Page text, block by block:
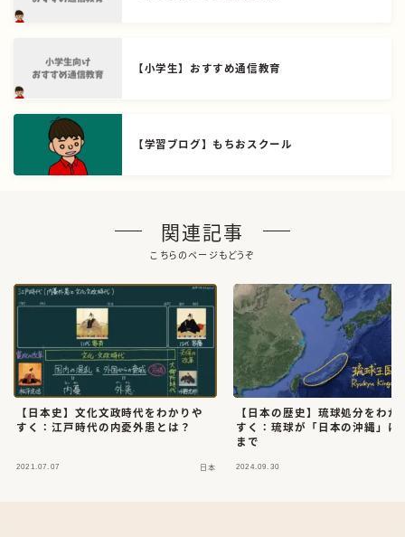
【小学生】おすすめ通信教育
【学習ブログ】もちおスクール
関連記事
こちらのページもどうぞ
【日本史】文化文政時代をわかりや
すく：江戸時代の内憂外患とは？
2021.07.07 日本
【日本の歴史】琉球処分をわか
すく：琉球が「日本の沖縄」に
まで
2024.09.30